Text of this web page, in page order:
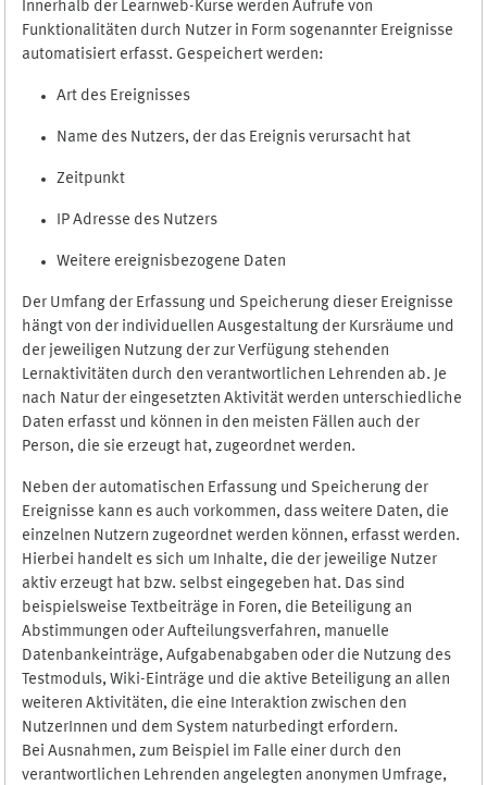
Innerhalb der Learnweb-Kurse werden Aufrufe von
Funktionalitäten durch Nutzer in Form sogenannter Ereignisse
automatisiert erfasst. Gespeichert werden:
Art des Ereignisses
Name des Nutzers, der das Ereignis verursacht hat
Zeitpunkt
IP Adresse des Nutzers
Weitere ereignisbezogene Daten
Der Umfang der Erfassung und Speicherung dieser Ereignisse
hängt von der individuellen Ausgestaltung der Kursräume und
der jeweiligen Nutzung der zur Verfügung stehenden
Lernaktivitäten durch den verantwortlichen Lehrenden ab. Je
nach Natur der eingesetzten Aktivität werden unterschiedliche
Daten erfasst und können in den meisten Fällen auch der
Person, die sie erzeugt hat, zugeordnet werden.
Neben der automatischen Erfassung und Speicherung der
Ereignisse kann es auch vorkommen, dass weitere Daten, die
einzelnen Nutzern zugeordnet werden können, erfasst werden.
Hierbei handelt es sich um Inhalte, die der jeweilige Nutzer
aktiv erzeugt hat bzw. selbst eingegeben hat. Das sind
beispielsweise Textbeiträge in Foren, die Beteiligung an
Abstimmungen oder Aufteilungsverfahren, manuelle
Datenbankeinträge, Aufgabenabgaben oder die Nutzung des
Testmoduls, Wiki-Einträge und die aktive Beteiligung an allen
weiteren Aktivitäten, die eine Interaktion zwischen den
NutzerInnen und dem System naturbedingt erfordern.
Bei Ausnahmen, zum Beispiel im Falle einer durch den
verantwortlichen Lehrenden angelegten anonymen Umfrage,